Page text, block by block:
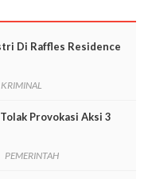
Di Raffles Residence
KRIMINAL
Provokasi Aksi 3
PEMERINTAH